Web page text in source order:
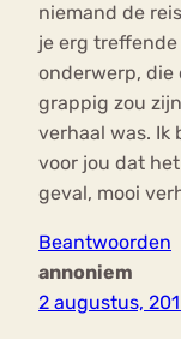
niemand de
je erg
onderwerp, die
grappig zou
verhaal was. Ik
voor jou dat
geval, mooi
Beantwoorden
annoniem
2 augustus,